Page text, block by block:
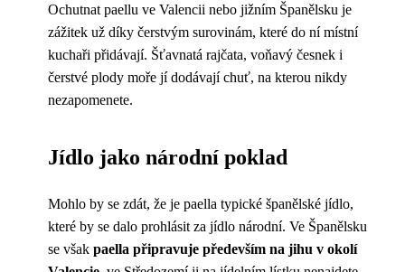
Ochutnat paellu ve Valencii nebo jižním Španělsku je
zážitek už díky čerstvým surovinám, které do ní místní
kuchaři přidávají. Šťavnatá rajčata, voňavý česnek i
čerstvé plody moře jí dodávají chuť, na kterou nikdy
nezapomenete.
Jídlo jako národní poklad
Mohlo by se zdát, že je paella typické španělské jídlo,
které by se dalo prohlásit za jídlo národní. Ve Španělsku
se však paella připravuje především na jihu v okolí